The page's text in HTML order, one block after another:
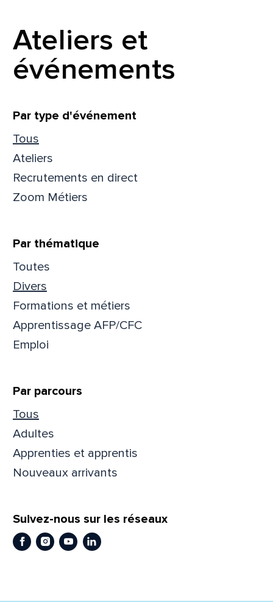
Ateliers et
événements
Filtrer
Par type d'événement
Tous
Ateliers
Recrutements en direct
Zoom Métiers
Par thématique
Toutes
Divers
Formations et métiers
Apprentissage AFP/CFC
Emploi
Par parcours
Tous
Adultes
Apprenties et apprentis
Nouveaux arrivants
Suivez-nous sur les réseaux
Facebook
Instagram
YoutubeLinkedIn